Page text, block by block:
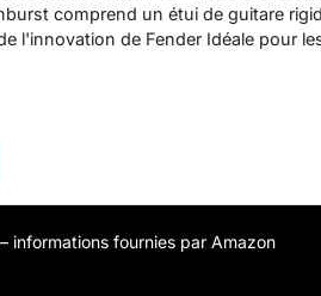
comprend un étui de guitare
l'innovation de Fender Idéale pour
et exclusif à Fender, la
finition sunburst, un dos et des
de tortue, cette guitare offre une
offre un accès facile aux frettes
Bénéficiant d'une garantie
informations fournies par Amazon